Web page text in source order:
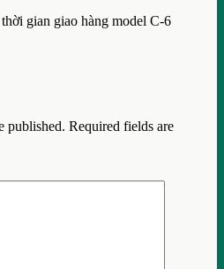
gian giao hàng model C-6
published. Required fields are